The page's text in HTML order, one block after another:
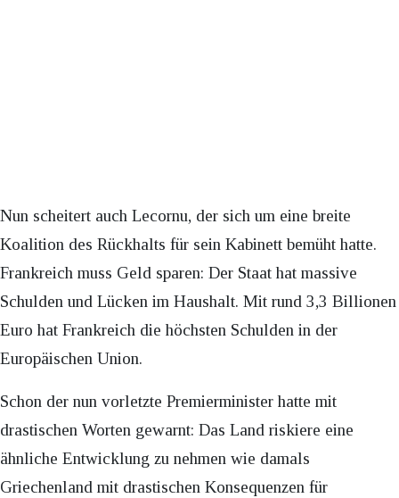
Nun scheitert auch Lecornu, der sich um eine breite
Koalition des Rückhalts für sein Kabinett bemüht hatte.
Frankreich muss Geld sparen: Der Staat hat massive
Schulden und Lücken im Haushalt. Mit rund 3,3 Billionen
Euro hat Frankreich die höchsten Schulden in der
Europäischen Union.
Schon der nun vorletzte Premierminister hatte mit
drastischen Worten gewarnt: Das Land riskiere eine
ähnliche Entwicklung zu nehmen wie damals
Griechenland mit drastischen Konsequenzen für